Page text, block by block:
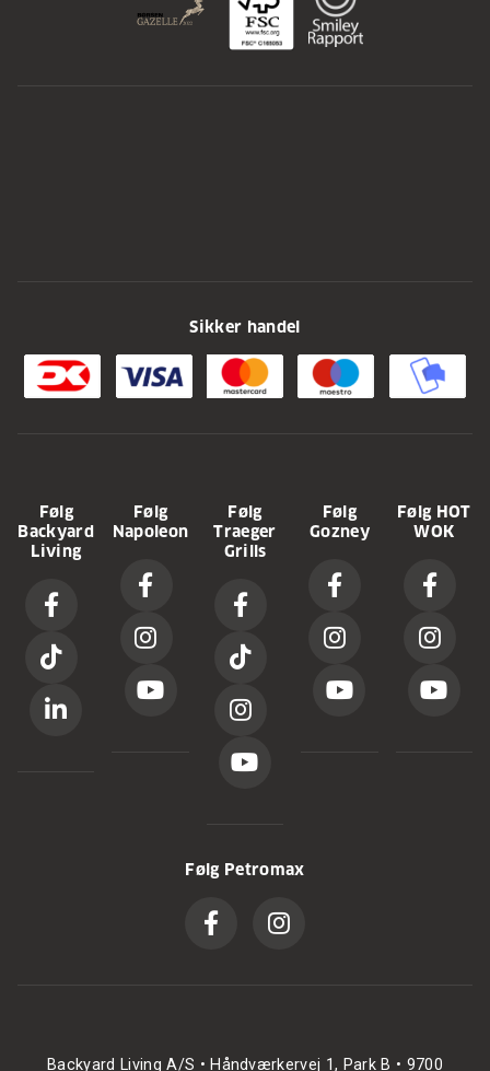
Sikker handel
Følg
Backyard
Living
Følg
Napoleon
Følg
Traeger
Grills
Følg
Gozney
Følg HOT
WOK
Følg Petromax
Backyard Living A/S • Håndværkervej 1, Park B • 9700